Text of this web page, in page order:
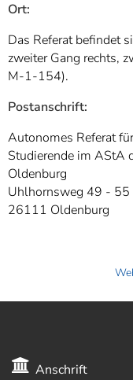
Ort:
Das Referat befindet
zweiter Gang rechts,
M-1-154).
Postanschrift:
Autonomes Referat
Studierende im AStA
Oldenburg
Uhlhornsweg 49 - 55
26111 Oldenburg
Anschrift